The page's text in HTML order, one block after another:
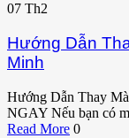
07 Th2
Hướng Dẫn
Minh
Hướng Dẫn Thay
NGAY Nếu bạn có
Read More 0